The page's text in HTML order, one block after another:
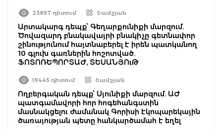
23897 դիտում Շամշյան
Արտակարգ դեպք՝ Գեղարքունիքի մարզում.
Ծովազարդ բնակավայրի բնակիչը գետնափոր
շինությունում հայտնաբերել է իրեն պատկանող
10 գլուխ գառներին հոշոտված.
ՖՈՏՈՌԵՊՈՐՏԱԺ, ՏԵՍԱՆՅՈւԹ
19445 դիտում Շամշյան
Ողբերգական դեպք՝ Սյունիքի մարզում. ԱԺ
պատգամավորի հոր հոգեհանգստին
մասնակցելու ժամանակ Գորիսի էկոպարեկային
ծառայության պետը հանկարծամահ է եղել